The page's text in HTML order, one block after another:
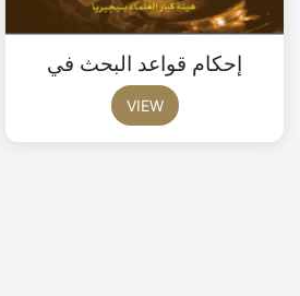
إحكام قواعد البحث في
VIEW